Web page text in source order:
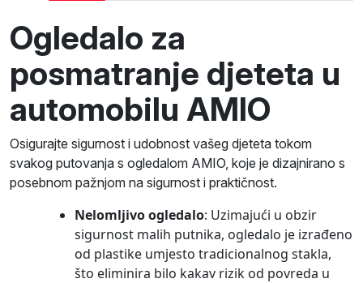
Ogledalo za
posmatranje djeteta u
automobilu AMIO
Osigurajte sigurnost i udobnost vašeg djeteta tokom
svakog putovanja s ogledalom AMIO, koje je dizajnirano s
posebnom pažnjom na sigurnost i praktičnost.
Nelomljivo ogledalo: Uzimajući u obzir
sigurnost malih putnika, ogledalo je izrađeno
od plastike umjesto tradicionalnog stakla,
što eliminira bilo kakav rizik od povreda u